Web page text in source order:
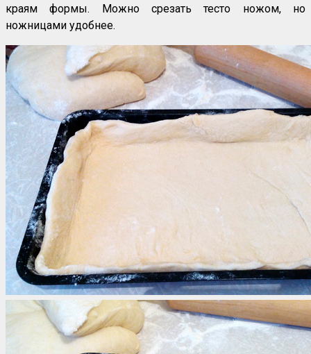
краям формы. Можно срезать тесто ножом, но
ножницами удобнее.